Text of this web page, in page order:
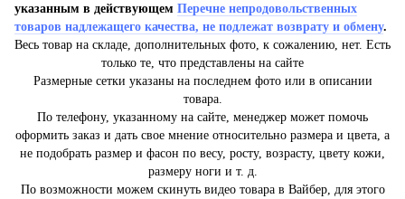
указанным в действующем Перечне непродовольственных
товаров надлежащего качества, не подлежат возврату и обмену.
Весь товар на складе, дополнительных фото, к сожалению, нет. Есть
только те, что представлены на сайте
Размерные сетки указаны на последнем фото или в описании
товара.
По телефону, указанному на сайте, менеджер может помочь
оформить заказ и дать свое мнение относительно размера и цвета, а
не подобрать размер и фасон по весу, росту, возрасту, цвету кожи,
размеру ноги и т. д.
По возможности можем скинуть видео товара в Вайбер, для этого